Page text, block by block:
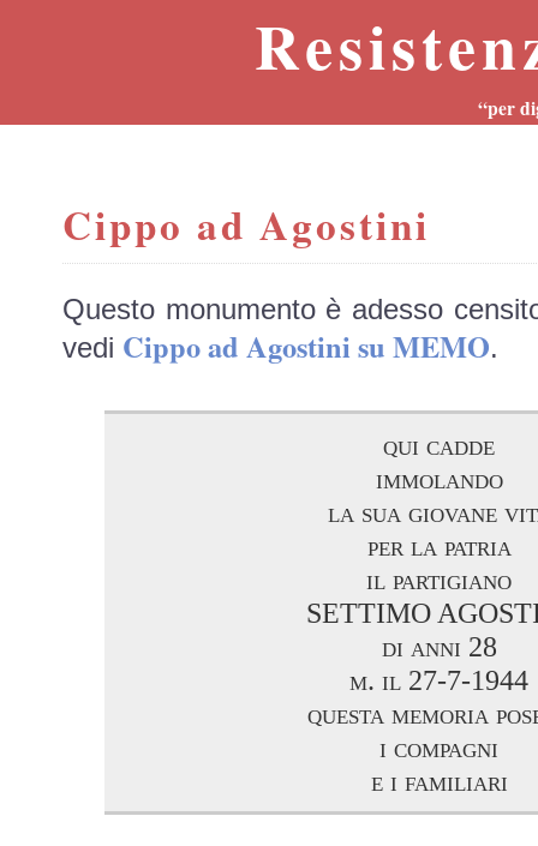
“per
Cippo ad Agostini
Questo monumento è adesso
vedi Cippo ad Agostini su MEMO.
qui cadde
immolando
la sua giovane
per la patria
il partigiano
SETTIMO
di anni 28
m. il 27-7-1944
questa memoria
i compagni
e i familiari